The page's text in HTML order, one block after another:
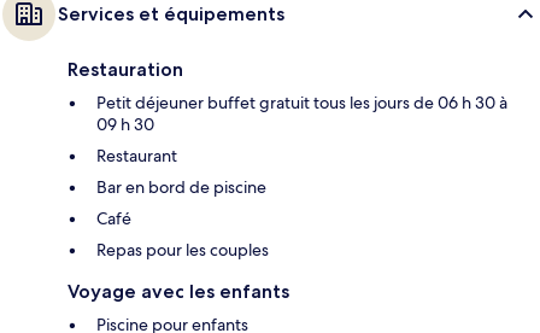
Services et équipements
Restauration
Petit déjeuner buffet gratuit tous les jours de 06 h 30 à
09 h 30
Restaurant
Bar en bord de piscine
Café
Repas pour les couples
Voyage avec les enfants
Piscine pour enfants